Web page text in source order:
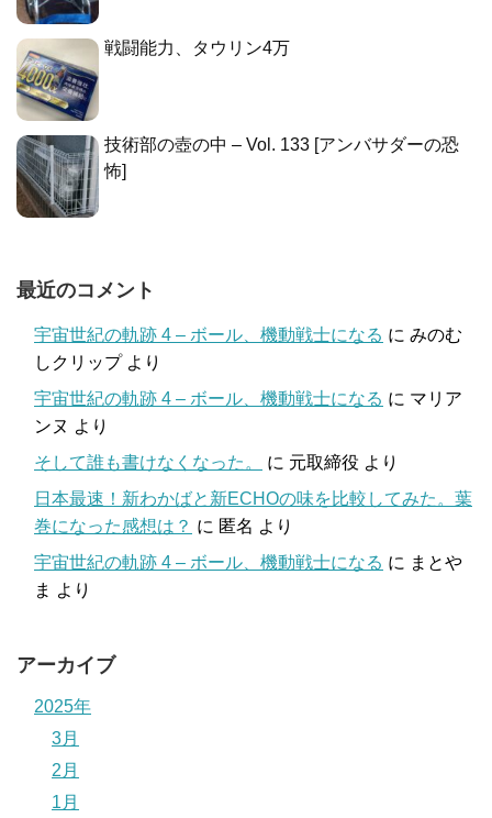
戦闘能力、タウリン4万
技術部の壺の中 – Vol. 133 [アンバサダーの恐
怖]
最近のコメント
宇宙世紀の軌跡 4 – ボール、機動戦士になる に みのむ
しクリップより
宇宙世紀の軌跡 4 – ボール、機動戦士になる に マリア
ンヌ より
そして誰も書けなくなった。
に 元取締役 より
日本最速！新わかばと新ECHOの味を比較してみた。葉
巻になった感想は？ に 匿名 より
宇宙世紀の軌跡 4 – ボール、機動戦士になる に まとや
ま より
アーカイブ
2025年
3月
2月
1月